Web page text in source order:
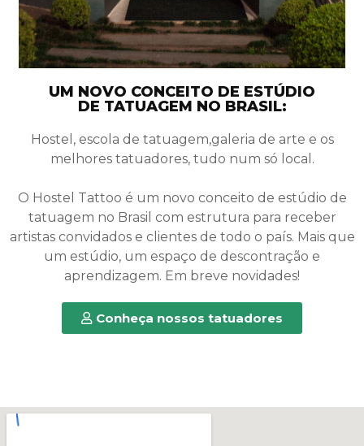
UM NOVO CONCEITO DE ESTÚDIO
DE TATUAGEM NO BRASIL:
Hostel, escola de tatuagem,galeria de arte e os
melhores tatuadores, tudo num só local.
O Hostel Tattoo é um novo conceito de estúdio de
tatuagem no Brasil com estrutura para receber
artistas convidados e clientes de todo o país. Mais que
um estúdio, um espaço de descontração e
aprendizagem. Em breve novidades!
Conheça nossos tatuadores